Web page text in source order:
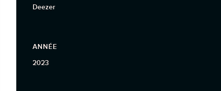
Deezer
ANNÉE
2023